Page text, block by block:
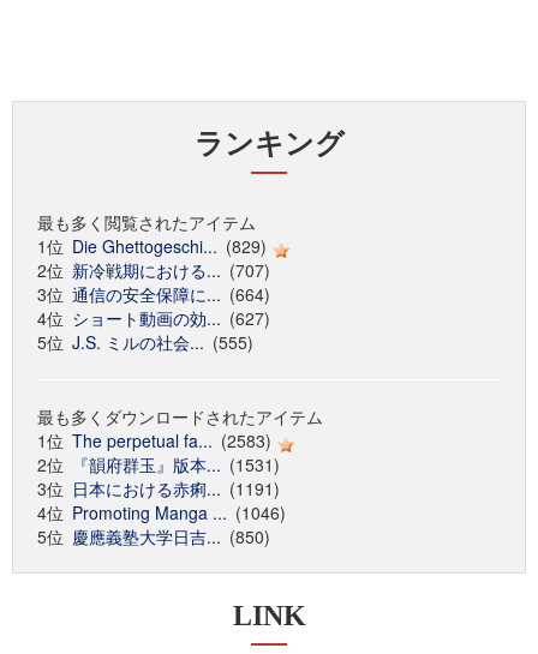
ランキング
最も多く閲覧されたアイテム
1位 Die Ghettogeschi... (829)
2位 新冷戦期における... (707)
3位 通信の安全保障に... (664)
4位 ショート動画の効... (627)
5位 J.S. ミルの社会... (555)
最も多くダウンロードされたアイテム
1位 The perpetual fa... (2583)
2位
『韻府群玉』版本... (1531)
3位 日本における赤痢... (1191)
4位 Promoting Manga ... (1046)
5位 慶應義塾大学日吉... (850)
LINK